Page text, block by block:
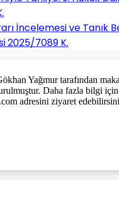
İncelemesi ve Tanık
2025/7089 K.
Yağmur tarafından
Daha fazla bilgi için
adresini ziyaret